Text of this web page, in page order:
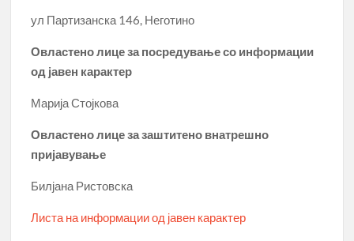
ул Партизанска 146, Неготино
Овластено лице за посредување со информации
од јавен карактер
Марија Стојкова
Овластено лице за заштитено внатрешно
пријавување
Билјана Ристовска
Листа на информации од јавен карактер